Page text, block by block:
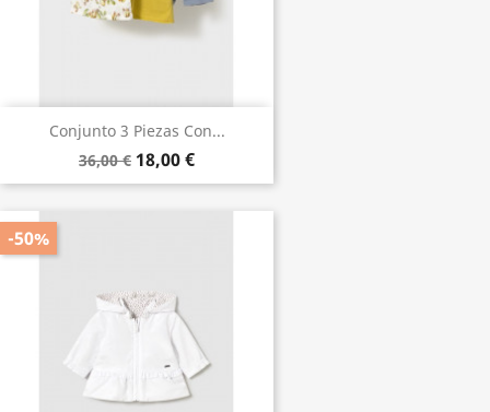
Conjunto 3 Piezas Con...
36,00 € 18,00 €
-50%